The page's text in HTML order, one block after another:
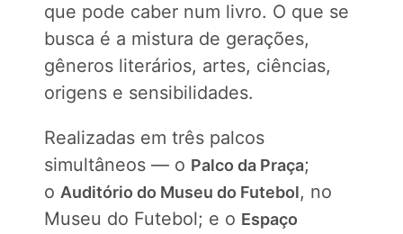
que pode caber num livro. O que se
busca é a mistura de gerações,
gêneros literários, artes, ciências,
origens e sensibilidades.
Realizadas em três palcos
simultâneos — o Palco da Praça;
o Auditório do Museu do Futebol, no
Museu do Futebol; e o Espaço